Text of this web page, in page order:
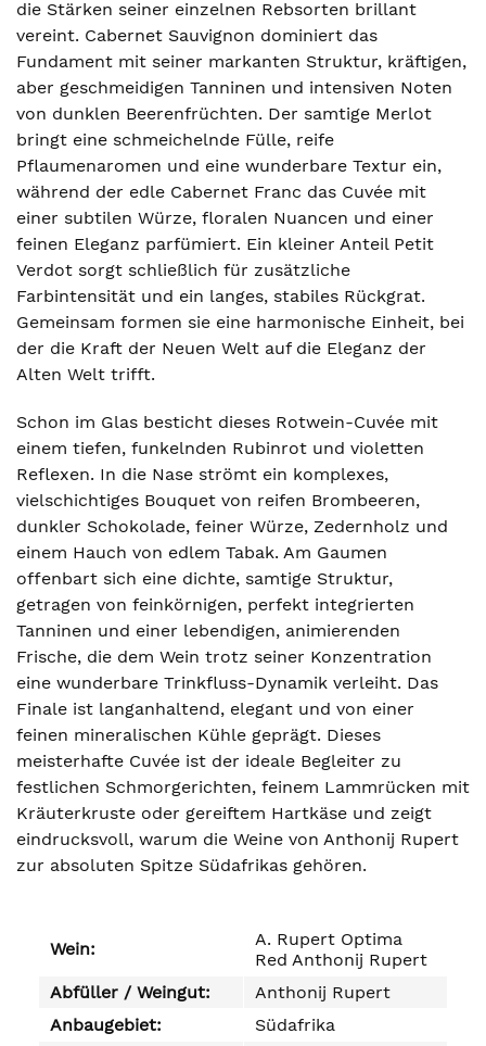
die Stärken seiner einzelnen Rebsorten brillant
vereint. Cabernet Sauvignon dominiert das
Fundament mit seiner markanten Struktur, kräftigen,
aber geschmeidigen Tanninen und intensiven Noten
von dunklen Beerenfrüchten. Der samtige Merlot
bringt eine schmeichelnde Fülle, reife
Pflaumenaromen und eine wunderbare Textur ein,
während der edle Cabernet Franc das Cuvée mit
einer subtilen Würze, floralen Nuancen und einer
feinen Eleganz parfümiert. Ein kleiner Anteil Petit
Verdot sorgt schließlich für zusätzliche
Farbintensität und ein langes, stabiles Rückgrat.
Gemeinsam formen sie eine harmonische Einheit, bei
der die Kraft der Neuen Welt auf die Eleganz der
Alten Welt trifft.
Schon im Glas besticht dieses Rotwein-Cuvée mit
einem tiefen, funkelnden Rubinrot und violetten
Reflexen. In die Nase strömt ein komplexes,
vielschichtiges Bouquet von reifen Brombeeren,
dunkler Schokolade, feiner Würze, Zedernholz und
einem Hauch von edlem Tabak. Am Gaumen
offenbart sich eine dichte, samtige Struktur,
getragen von feinkörnigen, perfekt integrierten
Tanninen und einer lebendigen, animierenden
Frische, die dem Wein trotz seiner Konzentration
eine wunderbare Trinkfluss-Dynamik verleiht. Das
Finale ist langanhaltend, elegant und von einer
feinen mineralischen Kühle geprägt. Dieses
meisterhafte Cuvée ist der ideale Begleiter zu
festlichen Schmorgerichten, feinem Lammrücken mit
Kräuterkruste oder gereiftem Hartkäse und zeigt
eindrucksvoll, warum die Weine von Anthonij Rupert
zur absoluten Spitze Südafrikas gehören.
Wein:
A. Rupert Optima
Red Anthonij Rupert
Abfüller / Weingut:
Anthonij Rupert
Anbaugebiet:
Südafrika